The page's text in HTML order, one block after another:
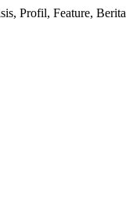
Profil, Feature,